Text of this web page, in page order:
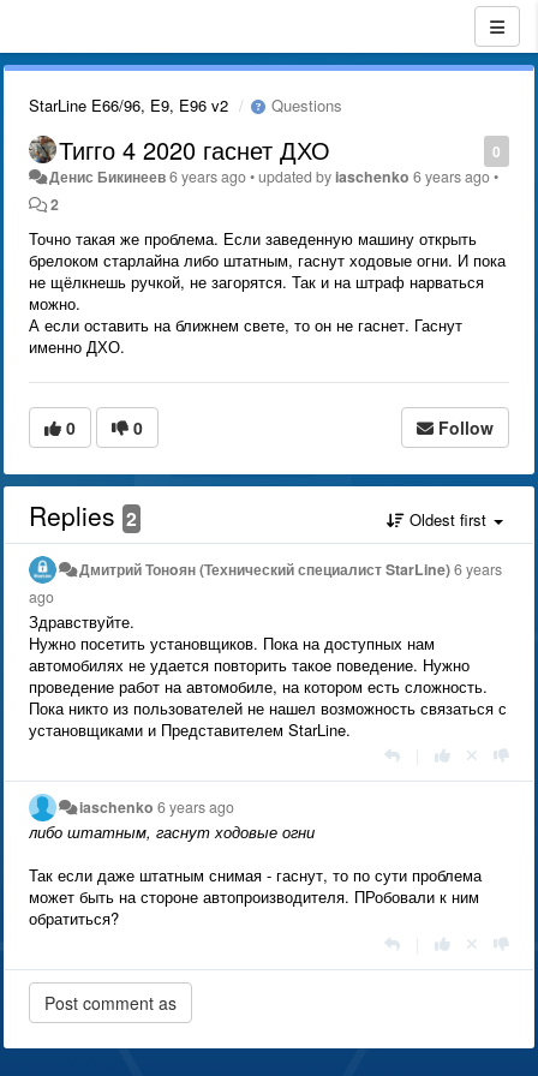
StarLine E66/96, E9, E96 v2 Questions
0
Тигго 4 2020 гаснет ДХО
Денис Бикинеев6 years ago•updated byiaschenko 6 years ago•
2
Точно такая же проблема. Если заведенную машину открыть
брелоком старлайна либо штатным, гаснут ходовые огни. И пока
не щёлкнешь ручкой, не загорятся. Так и на штраф нарваться
можно.
А если оставить на ближнем свете, то он не гаснет. Гаснут
именно ДХО.
0 0 Follow
Replies 2 Oldest first
Дмитрий Тонoян (Технический специалист StarLine)6 years
ago
Здравствуйте.
Нужно посетить установщиков. Пока на доступных нам
автомобилях не удается повторить такое поведение. Нужно
проведение работ на автомобиле, на котором есть сложность.
Пока никто из пользователей не нашел возможность связаться с
установщиками и Представителем StarLine.
iaschenko 6 years ago
либо штатным, гаснут ходовые огни
Так если даже штатным снимая - гаснут, то по сути проблема
может быть на стороне автопроизводителя. ПРобовали к ним
обратиться?